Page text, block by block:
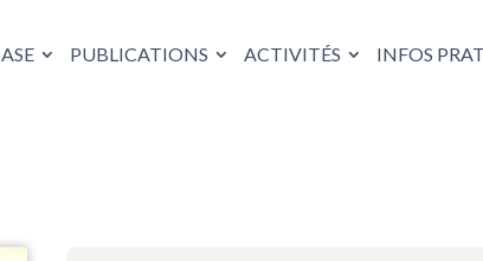
PUBLICATIONS ACTIVITÉS INFOS